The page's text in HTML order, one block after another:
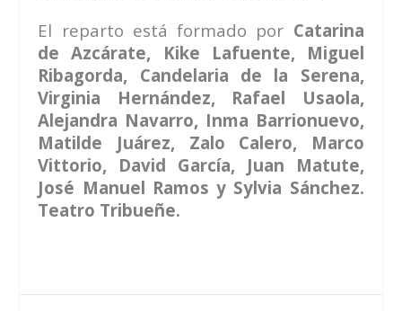
El reparto está formado por Catarina
de Azcárate, Kike Lafuente, Miguel
Ribagorda, Candelaria de la Serena,
Virginia Hernández, Rafael Usaola,
Alejandra Navarro, Inma Barrionuevo,
Matilde Juárez, Zalo Calero, Marco
Vittorio, David García, Juan Matute,
José Manuel Ramos y Sylvia Sánchez.
Teatro Tribueñe.